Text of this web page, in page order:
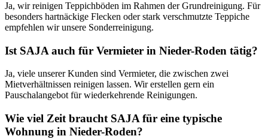
Ja, wir reinigen Teppichböden im Rahmen der Grundreinigung. Für
besonders hartnäckige Flecken oder stark verschmutzte Teppiche
empfehlen wir unsere Sonderreinigung.
Ist SAJA auch für Vermieter in Nieder-Roden tätig?
Ja, viele unserer Kunden sind Vermieter, die zwischen zwei
Mietverhältnissen reinigen lassen. Wir erstellen gern ein
Pauschalangebot für wiederkehrende Reinigungen.
Wie viel Zeit braucht SAJA für eine typische
Wohnung in Nieder-Roden?